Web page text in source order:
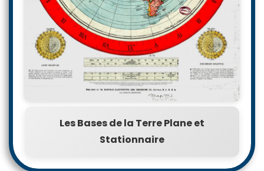
Les Bases de la Terre Plane et
Stationnaire